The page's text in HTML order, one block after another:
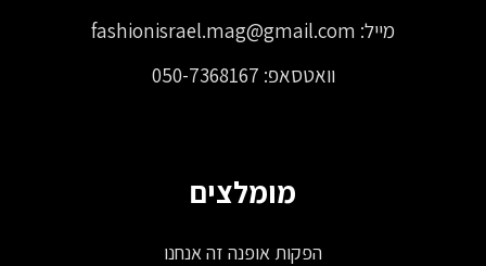
מייל: fashionisrael.mag@gmail.com
וואטסאפ: 050-7368167
מומלצים
הפקות אופנה זה אנחנו